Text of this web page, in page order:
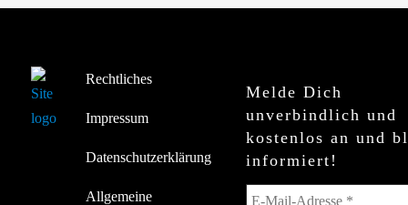
Rechtliches
Impressum
Datenschutzerklärung
Allgemeine
Melde Dich
unverbindlich und
kostenlos an und
informiert!